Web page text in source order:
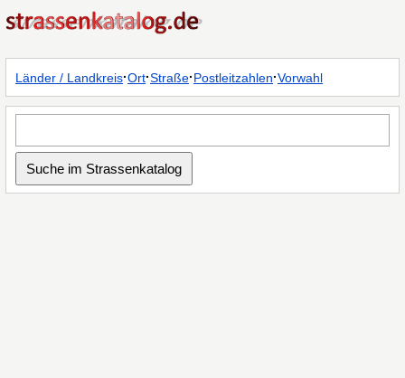
Länder / Landkreis·Ort·Straße·Postleitzahlen·Vorwahl